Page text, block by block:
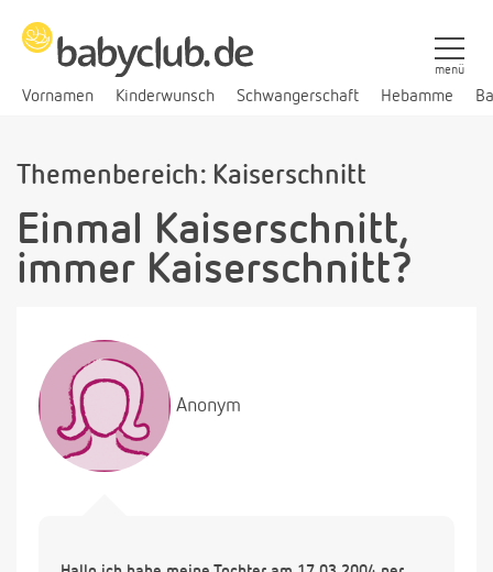
Vornamen Kinderwunsch Schwangerschaft Hebamme
menü
Themenbereich: Kaiserschnitt
Einmal Kaiserschnitt,
immer Kaiserschnitt?
Anonym